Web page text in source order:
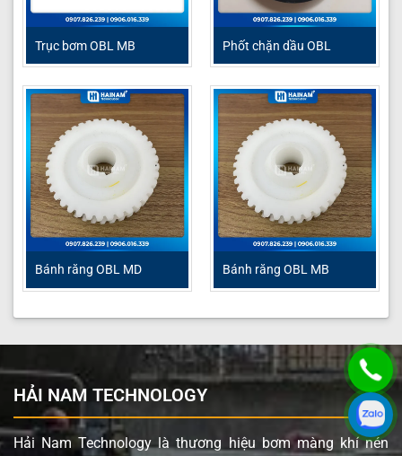
Trục bơm OBL MB Phốt chặn dầu OBL
Bánh răng OBL MD Bánh răng OBL MB
HẢI NAM TECHNOLOGY
Hải Nam Technology là thương hiệu bơm màng khí nén